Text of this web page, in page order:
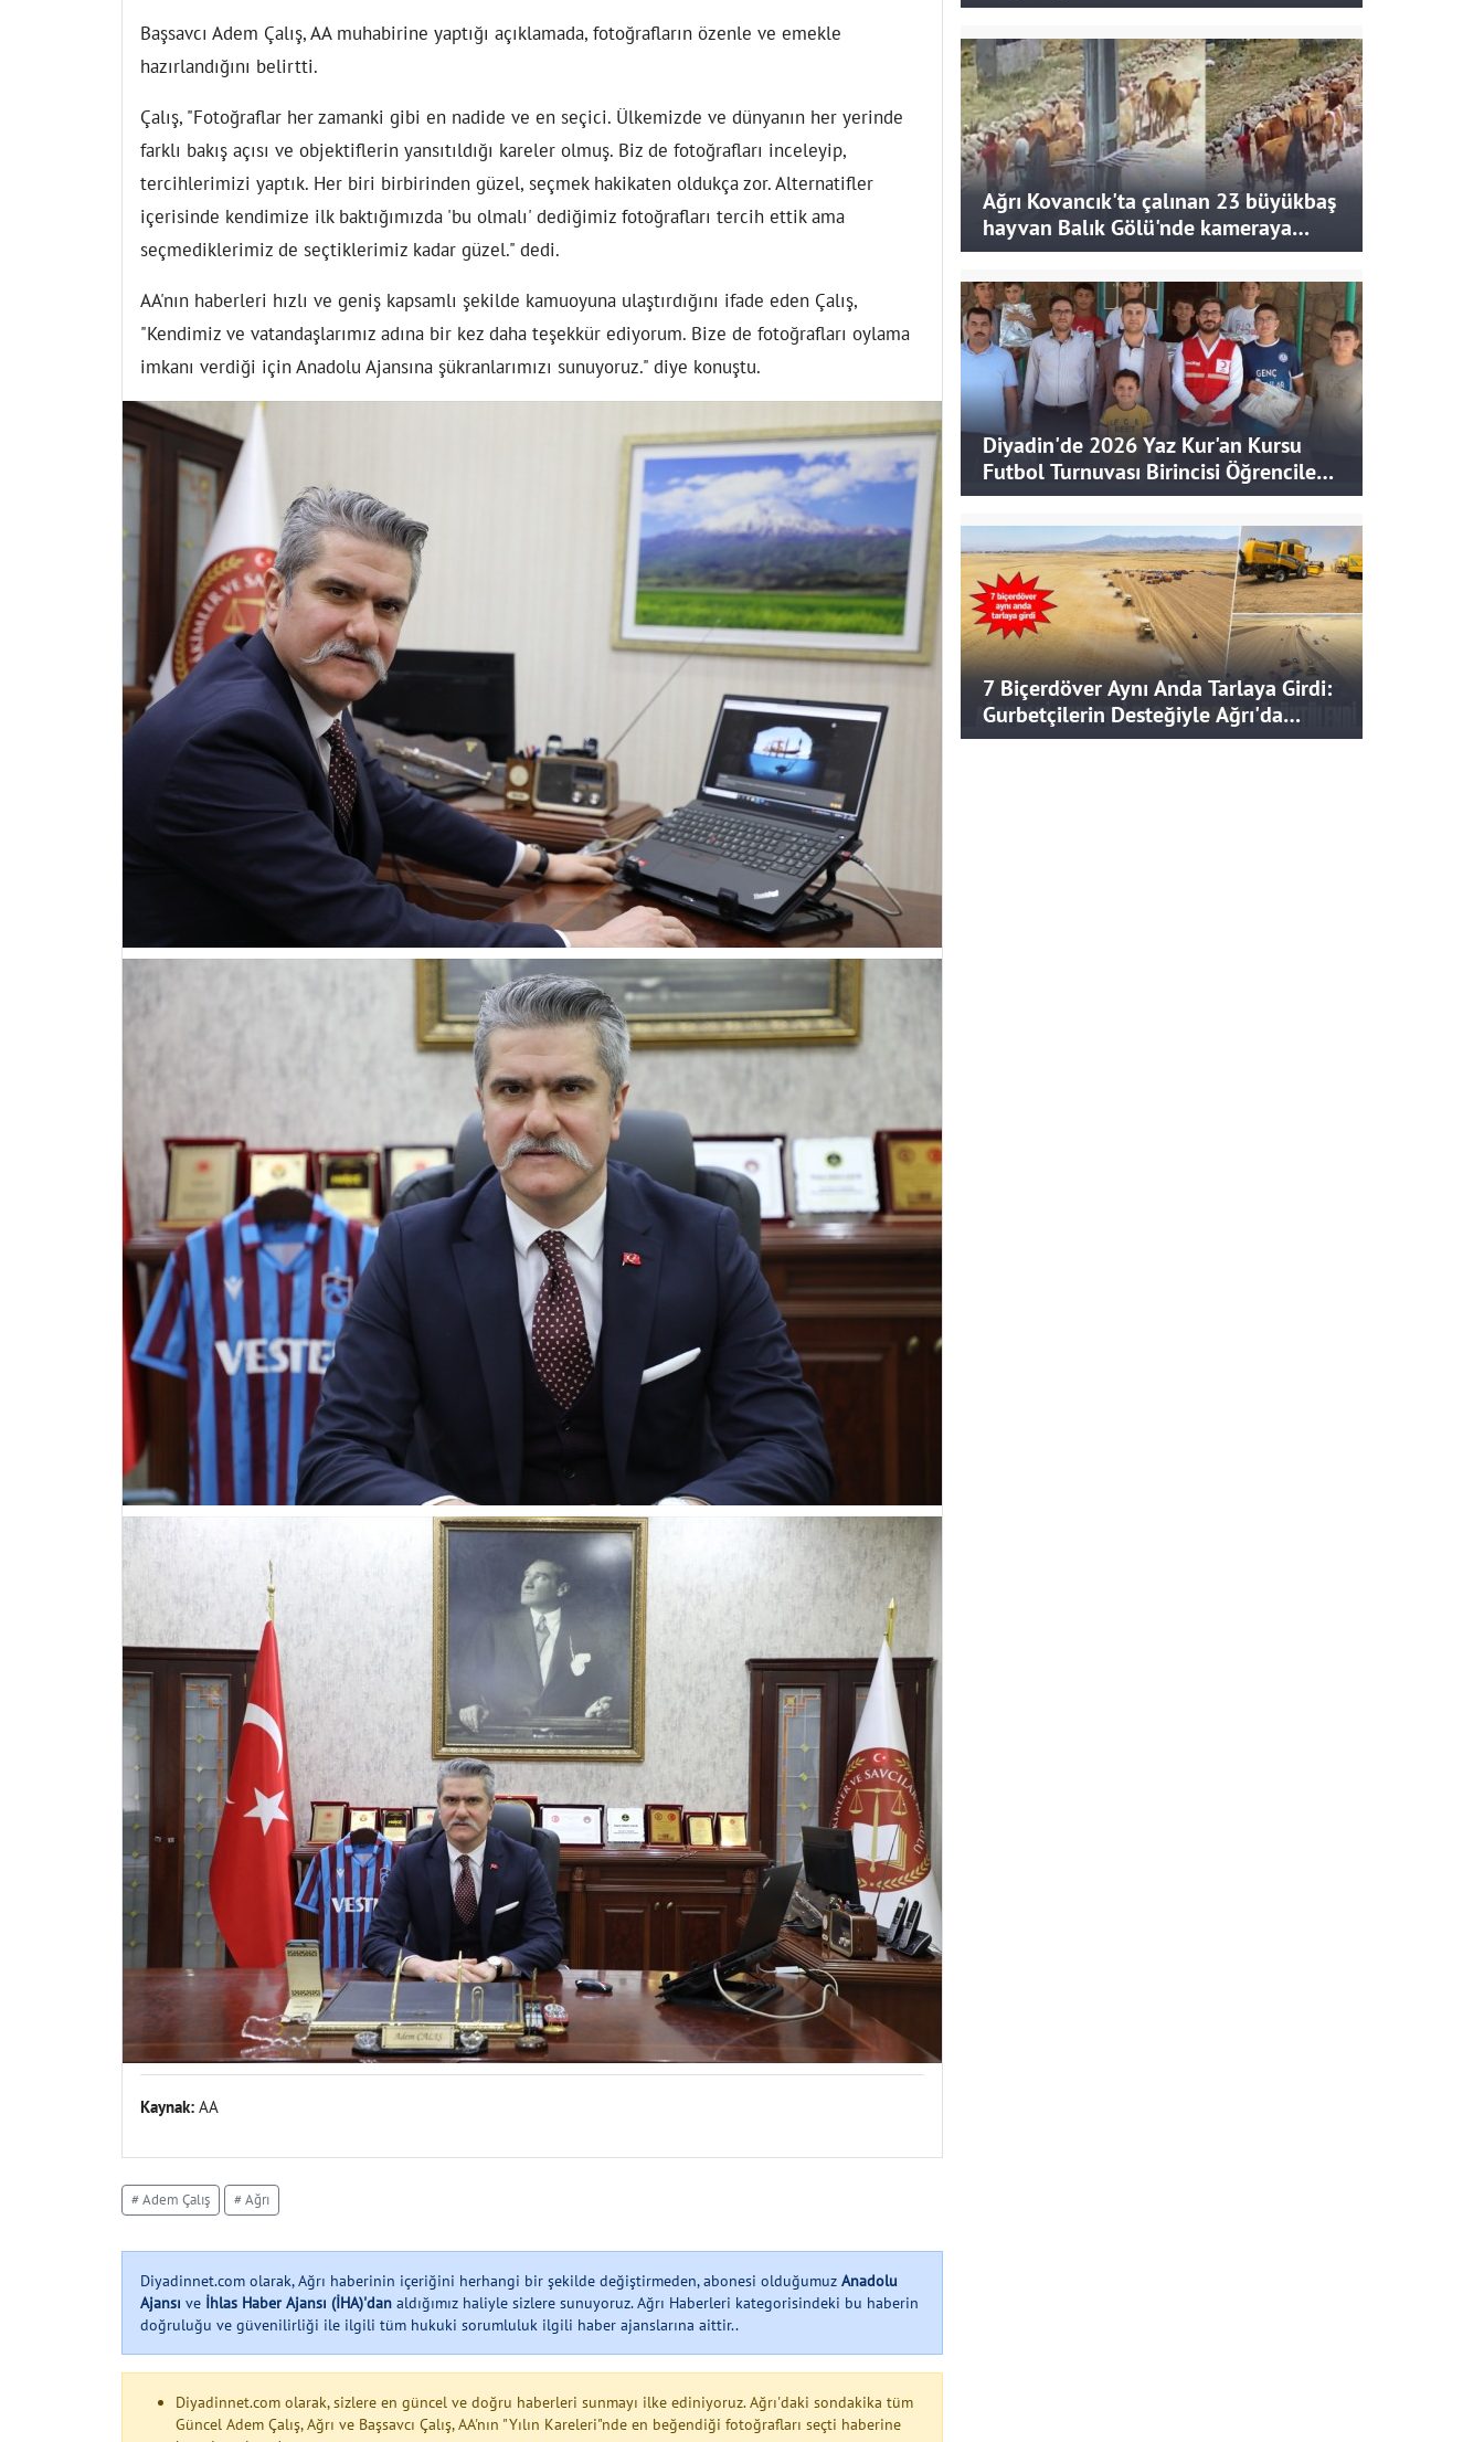
Başsavcı Adem Çalış, AA muhabirine yaptığı açıklamada, fotoğrafların özenle ve emekle
hazırlandığını belirtti.
Çalış, "Fotoğraflar her zamanki gibi en nadide ve en seçici. Ülkemizde ve dünyanın her yerinde
farklı bakış açısı ve objektiflerin yansıtıldığı kareler olmuş. Biz de fotoğrafları inceleyip,
tercihlerimizi yaptık. Her biri birbirinden güzel, seçmek hakikaten oldukça zor. Alternatifler
içerisinde kendimize ilk baktığımızda 'bu olmalı' dediğimiz fotoğrafları tercih ettik ama
seçmediklerimiz de seçtiklerimiz kadar güzel." dedi.
AA'nın haberleri hızlı ve geniş kapsamlı şekilde kamuoyuna ulaştırdığını ifade eden Çalış,
"Kendimiz ve vatandaşlarımız adına bir kez daha teşekkür ediyorum. Bize de fotoğrafları oylama
imkanı verdiği için Anadolu Ajansına şükranlarımızı sunuyoruz." diye konuştu.
Kaynak: AA
# Adem Çalış # Ağrı
Diyadinnet.com olarak, Ağrı haberinin içeriğini herhangi bir şekilde değiştirmeden, abonesi olduğumuz Anadolu
Ajansı ve İhlas Haber Ajansı (İHA)'dan aldığımız haliyle sizlere sunuyoruz. Ağrı Haberleri kategorisindeki bu haberin
doğruluğu ve güvenilirliği ile ilgili tüm hukuki sorumluluk ilgili haber ajanslarına aittir..
Diyadinnet.com olarak, sizlere en güncel ve doğru haberleri sunmayı ilke ediniyoruz. Ağrı'daki sondakika tüm
Güncel Adem Çalış, Ağrı ve Başsavcı Çalış, AA'nın "Yılın Kareleri"nde en beğendiği fotoğrafları seçti haberine
Ağrı Kovancık'ta çalınan 23 büyükbaş
hayvan Balık Gölü'nde kameraya
takıldı
Diyadin'de 2026 Yaz Kur'an Kursu
Futbol Turnuvası Birincisi Öğrencilere
Hediye
7 Biçerdöver Aynı Anda Tarlaya Girdi:
Gurbetçilerin Desteğiyle Ağrı'da
Bereketli Hasat